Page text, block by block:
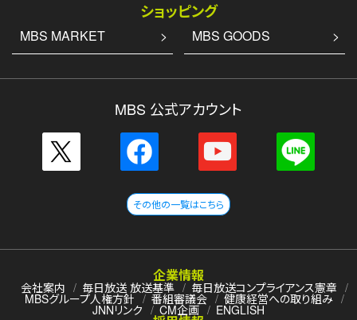
ショッピング
MBS MARKET MBS GOODS
MBS 公式アカウント
その他の一覧はこちら
企業情報
会社案内 毎日放送 放送基準 毎日放送コンプライアンス憲章
MBSグループ人権方針 番組審議会 健康経営への取り組み
JNNリンク CM企画 ENGLISH